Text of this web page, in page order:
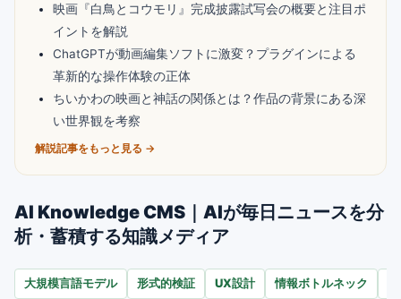
映画『白鳥とコウモリ』完成披露試写会の概要と注目ポ
イントを解説
ChatGPTが動画編集ソフトに激変？プラグインによる
革新的な操作体験の正体
ちいかわの映画と神話の関係とは？作品の背景にある深
い世界観を考察
解説記事をもっと見る →
AI Knowledge CMS｜AIが毎日ニュースを分
析・蓄積する知識メディア
大規模言語モデル 形式的検証 UX設計 情報ボトルネック